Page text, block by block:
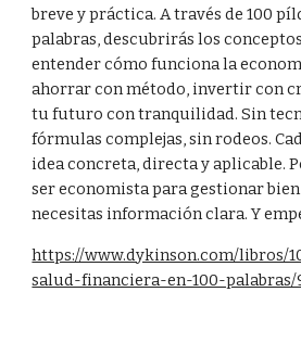
breve y práctica. A través de 100
palabras, descubrirás los
entender cómo funciona la
ahorrar con método, invertir con
tu futuro con tranquilidad. Sin
fórmulas complejas, sin rodeos.
idea concreta, directa y aplicable.
ser economista para gestionar
necesitas información clara. Y
https://www.dykinson.com/libros/
salud-financiera-en-100-palabras/